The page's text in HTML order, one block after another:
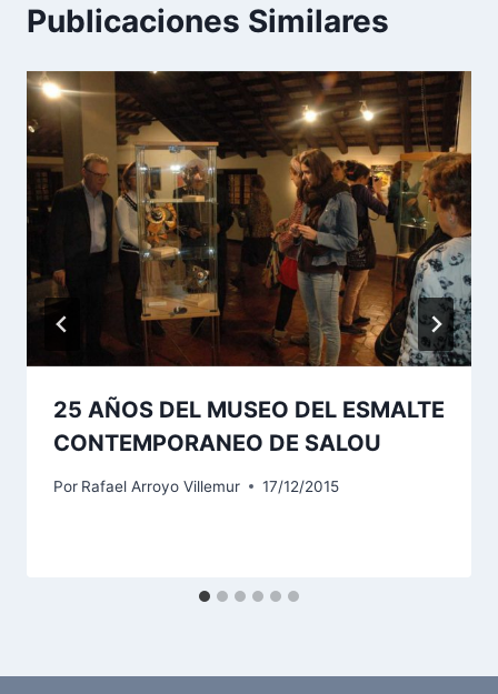
Publicaciones Similares
25 AÑOS DEL MUSEO DEL ESMALTE
CONTEMPORANEO DE SALOU
Por Rafael Arroyo Villemur 17/12/2015